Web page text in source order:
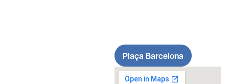
Plaça Barcelona